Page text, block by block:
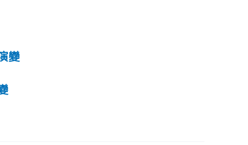
變